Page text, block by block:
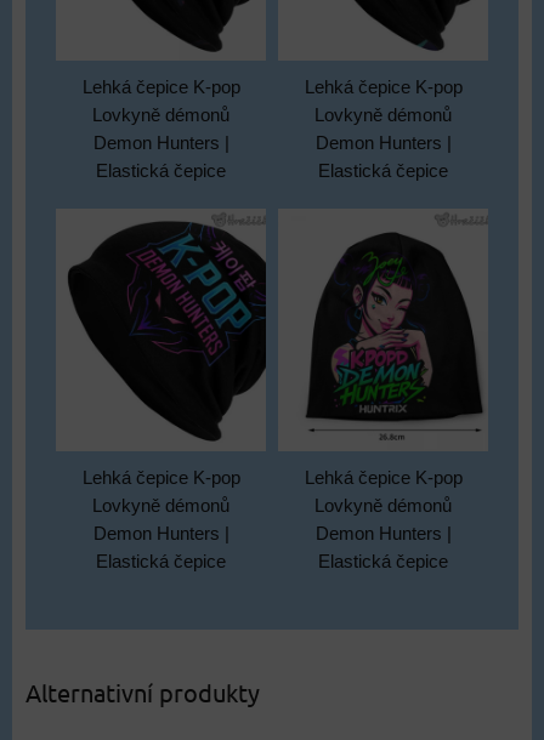
Lehká čepice K-pop
Lovkyně démonů
Demon Hunters |
Elastická čepice
Lehká čepice K-pop
Lovkyně démonů
Demon Hunters |
Elastická čepice
Lehká čepice K-pop
Lovkyně démonů
Demon Hunters |
Elastická čepice
Lehká čepice K-pop
Lovkyně démonů
Demon Hunters |
Elastická čepice
Alternativní produkty